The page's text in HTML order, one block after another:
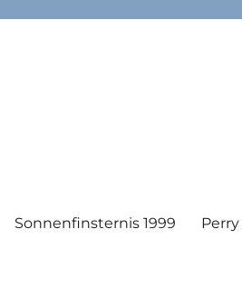
Sonnenfinsternis 1999